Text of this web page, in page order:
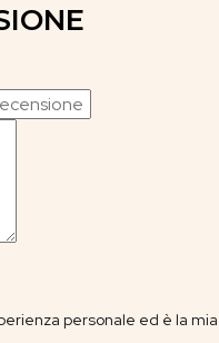
personale ed è la